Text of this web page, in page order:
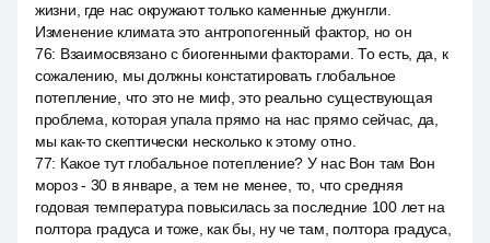
жизни, где нас окружают только каменные джунгли.
Изменение климата это антропогенный фактор, но он
76: Взаимосвязано с биогенными факторами. То есть, да, к
сожалению, мы должны констатировать глобальное
потепление, что это не миф, это реально существующая
проблема, которая упала прямо на нас прямо сейчас, да,
мы как-то скептически несколько к этому отно.
77: Какое тут глобальное потепление? У нас Вон там Вон
мороз - 30 в январе, а тем не менее, то, что средняя
годовая температура повысилась за последние 100 лет на
полтора градуса и тоже, как бы, ну че там, полтора градуса,